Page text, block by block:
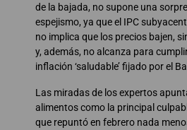
de la bajada, no supone una
espejismo, ya que el IPC
no implica que los precios bajen,
y, además, no alcanza para
inflación ‘saludable’ fijado por el
Las miradas de los expertos
alimentos como la principal
que repuntó en febrero nada